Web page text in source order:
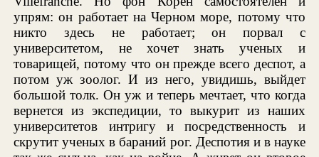
упрям: он работает на Черном море, потому что
никто здесь не работает; он порвал с
университетом, не хочет знать ученых и
товарищей, потому что он прежде всего деспот, а
потом уж зоолог. И из него, увидишь, выйдет
большой толк. Он уж и теперь мечтает, что когда
вернется из экспедиции, то выкурит из наших
университетов интригу и посредственность и
скрутит ученых в бараний рог. Деспотия и в науке